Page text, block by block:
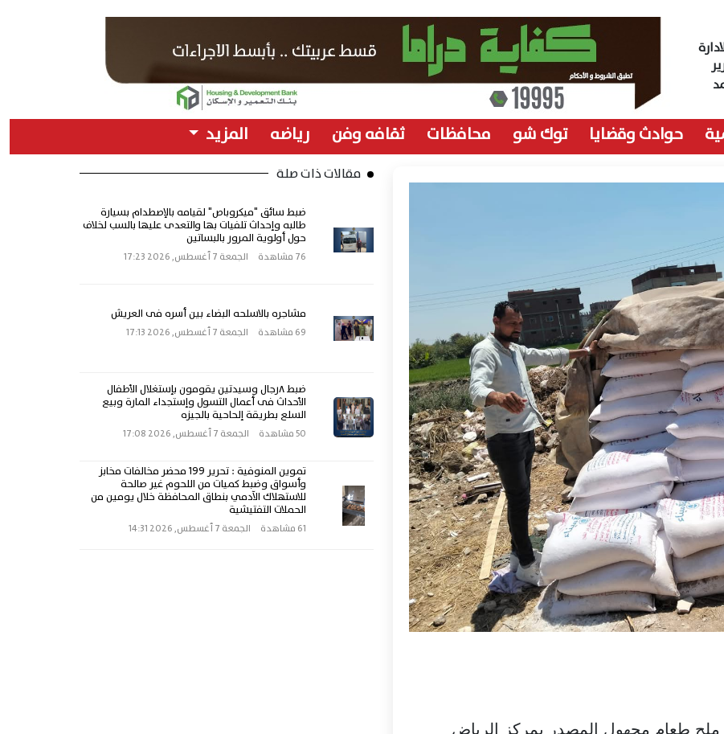
حوادث وقضايا توك شو محافظات ثقافه وفن رياضه المزيد
مقالات ذات صلة
ضبط سائق "ميكروباص" لقيامه بالإصطدام بسيارة
طالبه وإحداث تلفيات بها والتعدى عليها بالسب لخلاف
حول أولوية المرور بالبساتين
76 مشاهدة الجمعة 7 أغسطس, 2026 17:23
مشاجره بالاسلحه البضاء بين أسره فى العريش
69 مشاهدة الجمعة 7 أغسطس, 2026 17:13
ضبط ٨رجال وسيدتين يقومون بإستغلال الأطفال
الأحداث فى أعمال التسول وإستجداء المارة وبيع
السلع بطريقة إلحاحية بالجيزه
50 مشاهدة الجمعة 7 أغسطس, 2026 17:08
تموين المنوفية : تحرير 199 محضر مخالفات مخابز
وأسواق وضبط كميات من اللحوم غير صالحة
للاستهلاك الآدمي بنطاق المحافظة خلال يومين من
الحملات التفتيشية
61 مشاهدة الجمعة 7 أغسطس, 2026 14:31